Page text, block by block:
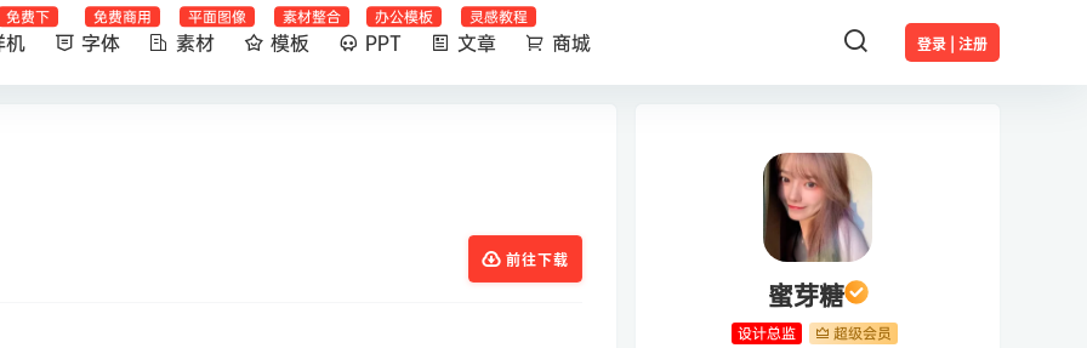
登录 | 注册
机
免费下
字体
免费商用
素材
平面图像
模板
素材整合
PPT
办公模板
文章
灵感教程
商城
前往下载
蜜芽糖
设计总监 超级会员